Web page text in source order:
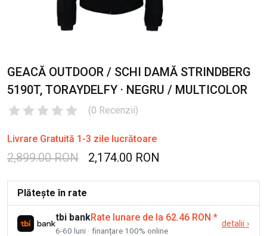
GEACĂ OUTDOOR / SCHI DAMĂ STRINDBERG
5190T, TORAYDELFY · NEGRU / MULTICOLOR
(0 Recenzii)
Livrare Gratuită 1-3 zile lucrătoare
2,899.00 RON 2,174.00 RON
Plătește în rate
tbi bankRate lunare de la 62.46 RON *
6-60 luni · finanțare 100% online
detalii ›